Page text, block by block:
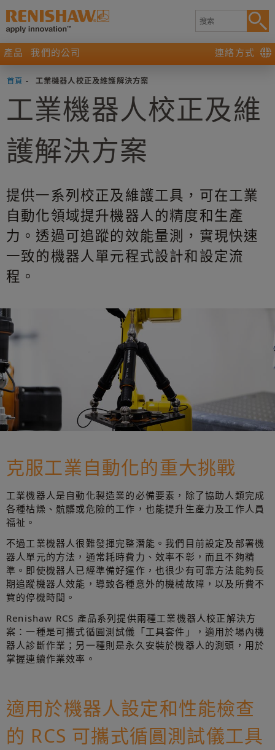
產品 我們的公司 連絡方式
首頁 - 工業機器人校正及維護解決方案
工業機器人校正及維
護解決方案
提供一系列校正及維護工具，可在工業
自動化領域提升機器人的精度和生產
力。透過可追蹤的效能量測，實現快速
一致的機器人單元程式設計和設定流
程。
克服工業自動化的重大挑戰
工業機器人是自動化製造業的必備要素，除了協助人類完成
各種枯燥、骯髒或危險的工作，也能提升生產力及工作人員
福祉。
不過工業機器人很難發揮完整潛能。我們目前設定及部署機
器人單元的方法，通常耗時費力、效率不彰，而且不夠精
準。即使機器人已經準備好運作，也很少有可靠方法能夠長
期追蹤機器人效能，導致各種意外的機械故障，以及所費不
貲的停機時間。
Renishaw RCS 產品系列提供兩種工業機器人校正解決方
案：一種是可攜式循圓測試儀「工具套件」，適用於場內機
器人診斷作業；另一種則是永久安裝於機器人的測頭，用於
掌握連續作業效率。
適用於機器人設定和性能檢查
的 RCS 可攜式循圓測試儀工具